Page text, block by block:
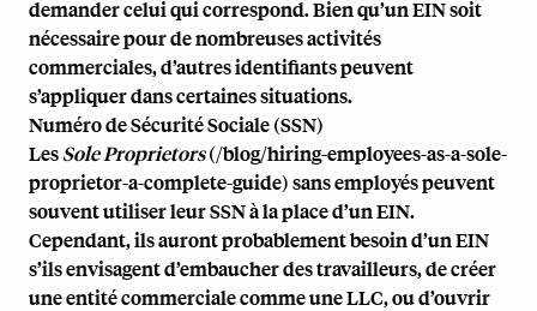
demander celui qui correspond. Bien qu’un EIN soit
nécessaire pour de nombreuses activités
commerciales, d’autres identifiants peuvent
s’appliquer dans certaines situations.
Numéro de Sécurité Sociale (SSN)
LesSole Proprietors(/blog/hiring-employees-as-a-sole-
proprietor-a-complete-guide) sans employés peuvent
souvent utiliser leur SSN à la place d’un EIN.
Cependant, ils auront probablement besoin d’un EIN
s’ils envisagent d’embaucher des travailleurs, de créer
une entité commerciale comme une LLC, ou d’ouvrir